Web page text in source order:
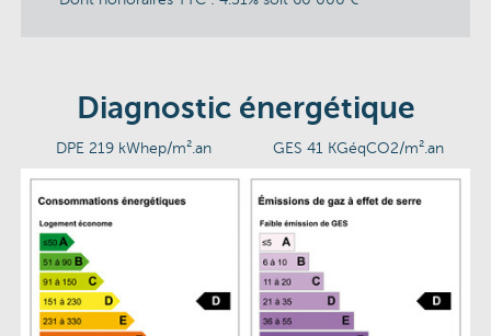
Diagnostic énergétique
DPE 219 kWhep/m².an GES 41 KGéqCO2/m².an